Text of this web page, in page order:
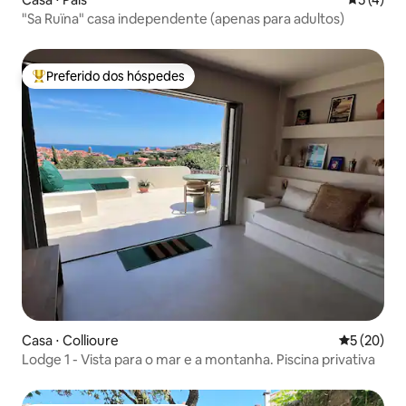
"Sa Ruïna" casa independente (apenas para adultos)
Entre os melhores preferidos dos hóspedes
Preferido dos hóspedes
Casa ⋅ Collioure 5 de uma
5 (20)
Lodge 1 - Vista para o mar e a montanha. Piscina privativa